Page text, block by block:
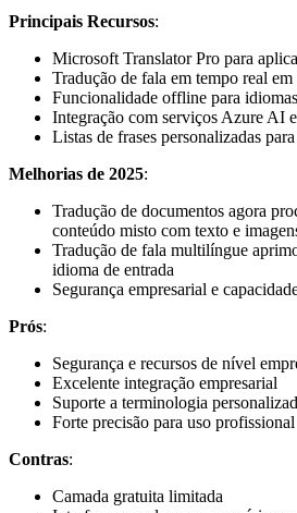
Principais Recursos:
Microsoft Translator Pro para
Tradução de fala em tempo real
Funcionalidade offline para
Integração com serviços Azure AI
Listas de frases personalizadas
Melhorias de 2025:
Tradução de documentos agora
conteúdo misto com texto e
Tradução de fala multilíngue
idioma de entrada
Segurança empresarial e
Prós:
Segurança e recursos de nível
Excelente integração empresarial
Suporte a terminologia
Forte precisão para uso profissional
Contras:
Camada gratuita limitada